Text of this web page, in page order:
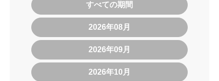
すべての期間
2026年08月
2026年09月
2026年10月